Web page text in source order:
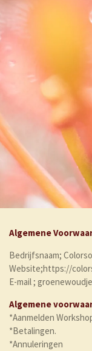
Algemene
Bedrijfsnaam;
Website;https://
E-mail ;
Algemene
*Aanmelden
*Betalingen.
*Annuleringen